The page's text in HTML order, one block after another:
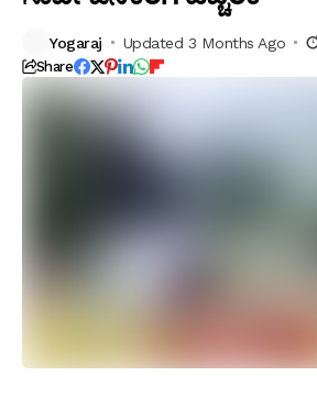
Yogaraj Updated 3 Months Ago
Share